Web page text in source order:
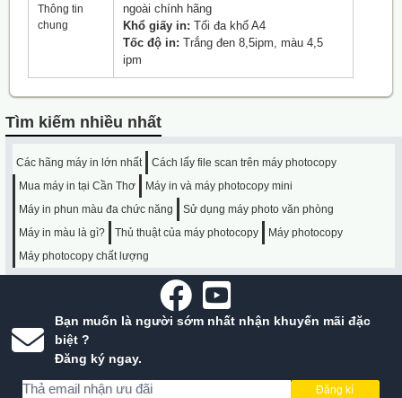
Thông tin
chung
ngoài chính hãng
Khổ giấy in: Tối đa khổ A4
Tốc độ in: Trắng đen 8,5ipm, màu 4,5
ipm
Tìm kiếm nhiều nhất
Các hãng máy in lớn nhất
Cách lấy file scan trên máy photocopy
Mua máy in tại Cần Thơ
Máy in và máy photocopy mini
Máy in phun màu đa chức năng
Sử dụng máy photo văn phòng
Máy in màu là gì?
Thủ thuật của máy photocopy
Máy photocopy
Máy photocopy chất lượng
Bạn muốn là người sớm nhất nhận khuyến mãi đặc
biệt ?
Đăng ký ngay.
Đăng kí